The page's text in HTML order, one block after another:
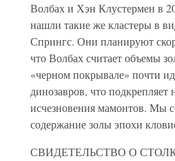
Волбах и Хэн Клустермен в
нашли такие же кластеры в
Спрингс. Они планируют
что Волбах считает объемы
«черном покрывале» почти
динозавров, что
исчезновения мамонтов. Мы
содержание золы эпохи
СВИДЕТЕЛЬСТВО О